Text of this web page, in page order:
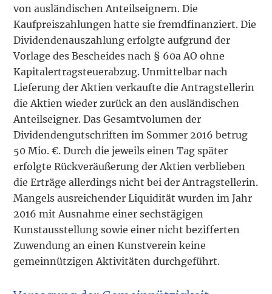
von ausländischen Anteilseignern. Die
Kaufpreiszahlungen hatte sie fremdfinanziert. Die
Dividendenauszahlung erfolgte aufgrund der
Vorlage des Bescheides nach § 60a AO ohne
Kapitalertragsteuerabzug. Unmittelbar nach
Lieferung der Aktien verkaufte die Antragstellerin
die Aktien wieder zurück an den ausländischen
Anteilseigner. Das Gesamtvolumen der
Dividendengutschriften im Sommer 2016 betrug
50 Mio. €. Durch die jeweils einen Tag später
erfolgte Rückveräußerung der Aktien verblieben
die Erträge allerdings nicht bei der Antragstellerin.
Mangels ausreichender Liquidität wurden im Jahr
2016 mit Ausnahme einer sechstägigen
Kunstausstellung sowie einer nicht bezifferten
Zuwendung an einen Kunstverein keine
gemeinnützigen Aktivitäten durchgeführt.